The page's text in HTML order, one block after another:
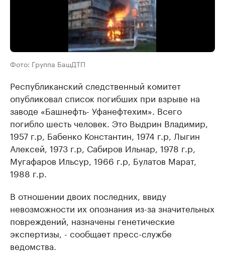
Фото: Группа БашДТП
Республиканский следственный комитет
опубликовал список погибших при взрыве на
заводе «Башнефть- Уфанефтехим». Всего
погибло шесть человек. Это Выдрин Владимир,
1957 г.р, Бабенко Константин, 1974 г.р, Лыгин
Алексей, 1973 г.р, Сабиров Ильнар, 1978 г.р,
Мугафаров Ильсур, 1966 г.р, Булатов Марат,
1988 г.р.
В отношении двоих последних, ввиду
невозможности их опознания из-за значительных
повреждений, назначены генетические
экспертизы, - сообщает пресс-службе
ведомства.